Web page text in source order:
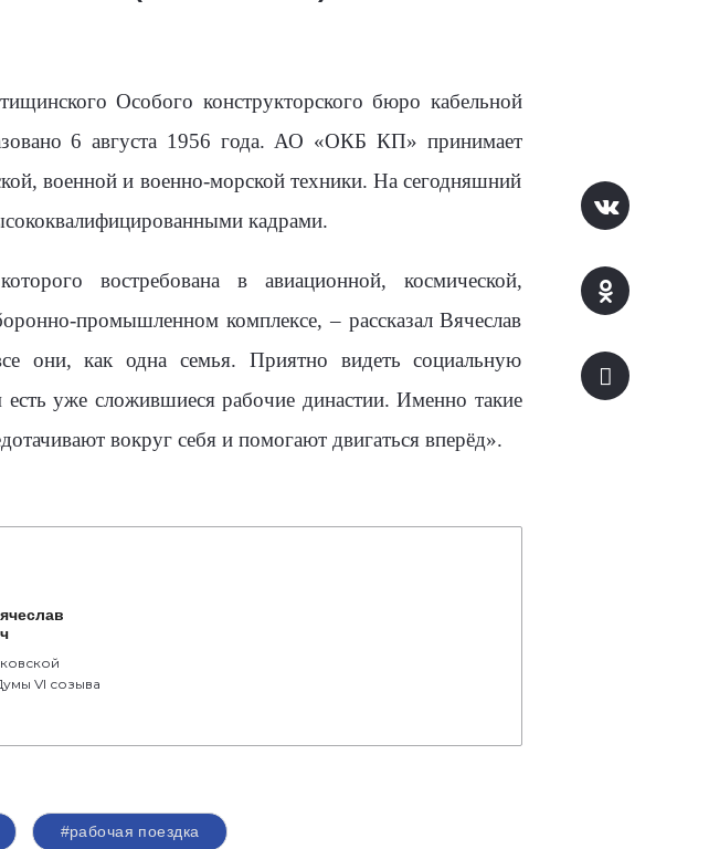
Особого конструкторского бюро кабельной
6 августа 1956 года. АО «ОКБ КП» принимает
военной и военно-морской техники. На сегодняшний
кадрами.
востребована в авиационной, космической,
промышленном комплексе, – рассказал Вячеслав
они, как одна семья. Приятно видеть социальную
есть уже сложившиеся рабочие династии. Именно такие
вокруг себя и помогают двигаться вперёд».
VI созыва
#рабочая поездка